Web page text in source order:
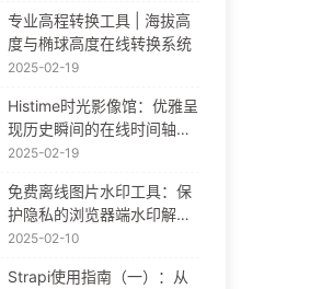
专业高程转换工具 | 海拔高
度与椭球高度在线转换系统
2025-02-19
Histime时光影像馆：优雅呈
现历史瞬间的在线时间轴相
册 | Historical Photo Timeli
2025-02-19
免费离线图片水印工具：保
护隐私的浏览器端水印解决
方案 | Free Offline Image
2025-02-10
Strapi使用指南（一）：从